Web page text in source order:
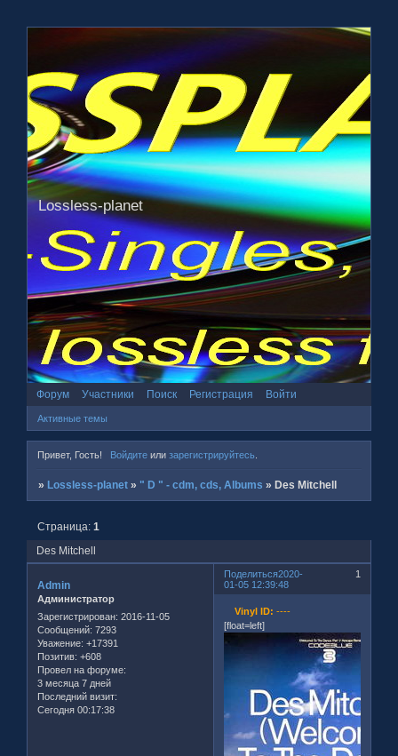
Lossless-planet
Форум Участники Поиск Регистрация Войти
Активные темы
Привет, Гость! Войдитеили зарегистрируйтесь.
» Lossless-planet » " D " - cdm, cds, Albums » Des Mitchell
Des Mitchell
Страница:1
Поделиться 1
2020-
01-05 12:39:48
Admin
Администратор
Зарегистрирован: 2016-11-05
Сообщений: 7293
Уважение: +17391
Позитив: +608
Провел на форуме:
3 месяца 7 дней
Последний визит:
Сегодня 00:17:38
Vinyl ID: ----
[float=left]